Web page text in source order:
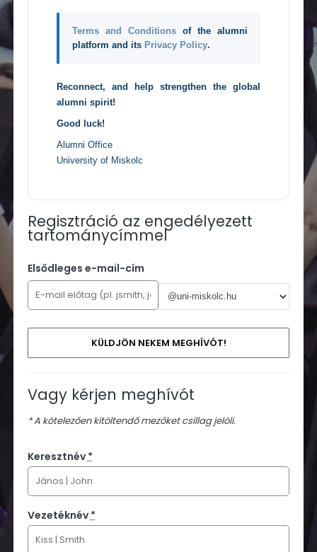
Terms and Conditionsof the alumni
platform and its Privacy Policy.
Reconnect, and help strengthen the global
alumni spirit!
Good luck!
Alumni Office
University of Miskolc
Regisztráció az engedélyezett
tartománycímmel
Elsődleges e-mail-cím
Vagy kérjen meghívót
* A kötelezően kitöltendő mezőket csillag jelöli.
Keresztnév*
Vezetéknév*